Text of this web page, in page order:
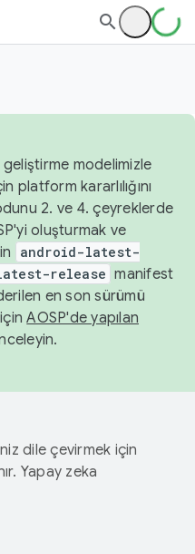
modelimizle
platform kararlılığını
2. ve 4. çeyreklerde
oluşturmak ve
android-latest-
release manifest
en son sürümü
içinAOSP'de yapılan
dile çevirmek için
Yapay zeka